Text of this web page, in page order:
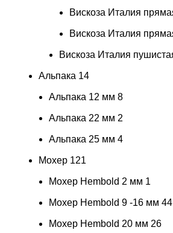
Вискоза Италия
Вискоза Италия
Вискоза Италия
Альпака 14
Альпака 12 мм 8
Альпака 22 мм 2
Альпака 25 мм 4
Мохер 121
Мохер Hembold 2 мм 1
Мохер Hembold 9 -16 мм 44
Мохер Hembold 20 мм 26